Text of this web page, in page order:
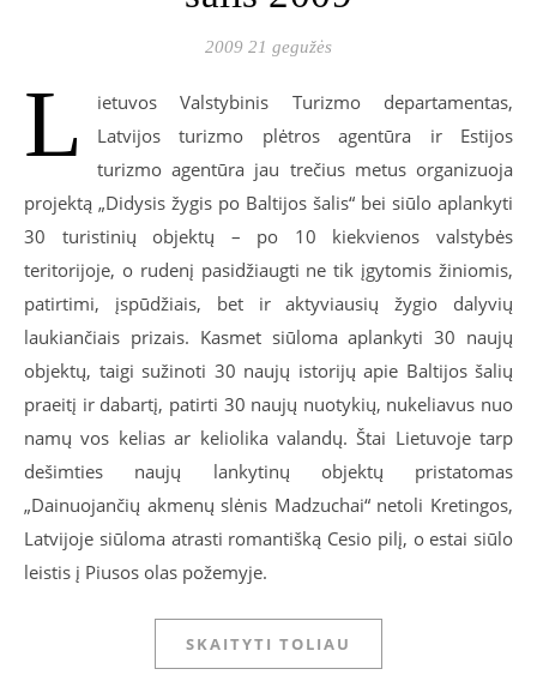
2009 21 gegužės
L
ietuvos Valstybinis Turizmo departamentas,
Latvijos turizmo plėtros agentūra ir Estijos
turizmo agentūra jau trečius metus organizuoja
projektą „Didysis žygis po Baltijos šalis“ bei siūlo aplankyti
30 turistinių objektų – po 10 kiekvienos valstybės
teritorijoje, o rudenį pasidžiaugti ne tik įgytomis žiniomis,
patirtimi, įspūdžiais, bet ir aktyviausių žygio dalyvių
laukiančiais prizais. Kasmet siūloma aplankyti 30 naujų
objektų, taigi sužinoti 30 naujų istorijų apie Baltijos šalių
praeitį ir dabartį, patirti 30 naujų nuotykių, nukeliavus nuo
namų vos kelias ar keliolika valandų. Štai Lietuvoje tarp
dešimties naujų lankytinų objektų pristatomas
„Dainuojančių akmenų slėnis Madzuchai“ netoli Kretingos,
Latvijoje siūloma atrasti romantišką Cesio pilį, o estai siūlo
leistis į Piusos olas požemyje.
SKAITYTI TOLIAU